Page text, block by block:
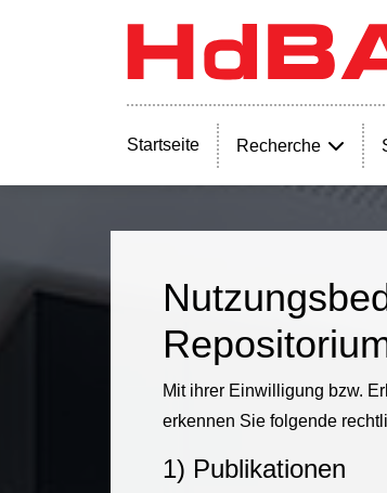
Startseite Recherche
Mit ihrer Einwilligung bzw.
erkennen Sie folgende
1) Publikationen